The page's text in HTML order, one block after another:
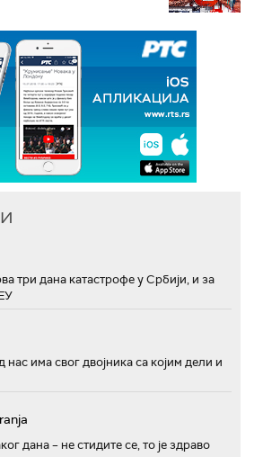
три дана катастрофе у Србији, и за
нас има свог двојника са којим дели и
дана – не стидите се, то је здраво